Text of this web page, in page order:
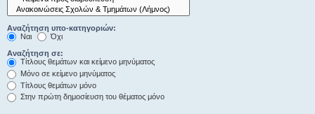
Αναζήτηση υπο-κατηγοριών:
Ναι
Όχι
Αναζήτηση σε:
Τίτλους θεμάτων και κείμενο μηνύματος
Μόνο σε κείμενο μηνύματος
Τίτλους θεμάτων μόνο
Στην πρώτη δημοσίευση του θέματος μόνο